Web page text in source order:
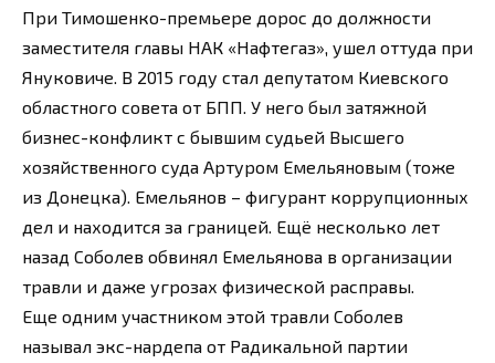
При Тимошенко-премьере дорос до должности
заместителя главы НАК «Нафтегаз», ушел оттуда при
Януковиче. В 2015 году стал депутатом Киевского
областного совета от БПП. У него был затяжной
бизнес-конфликт с бывшим судьей Высшего
хозяйственного суда Артуром Емельяновым (тоже
из Донецка). Емельянов – фигурант коррупционных
дел и находится за границей. Ещё несколько лет
назад Соболев обвинял Емельянова в организации
травли и даже угрозах физической расправы.
Еще одним участником этой травли Соболев
называл экс-нардепа от Радикальной партии